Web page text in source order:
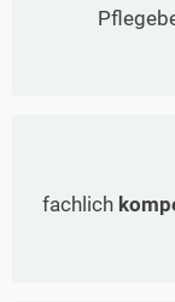
fachlich